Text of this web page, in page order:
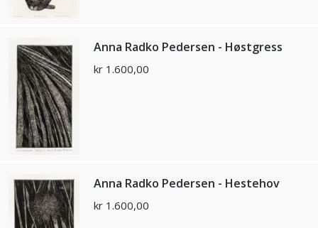
Anna Radko Pedersen - Høstgress
kr 1.600,00
Anna Radko Pedersen - Hestehov
kr 1.600,00